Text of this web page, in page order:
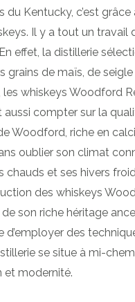
du Kentucky, c’est
Il y a tout un travail
effet, la distillerie
grains de maïs, de seigle
les whiskeys Woodford
aussi compter sur la
Woodford, riche en
oublier son climat
chauds et ses hivers
des whiskeys
de son riche héritage
d’employer des
se situe à mi-
et modernité.